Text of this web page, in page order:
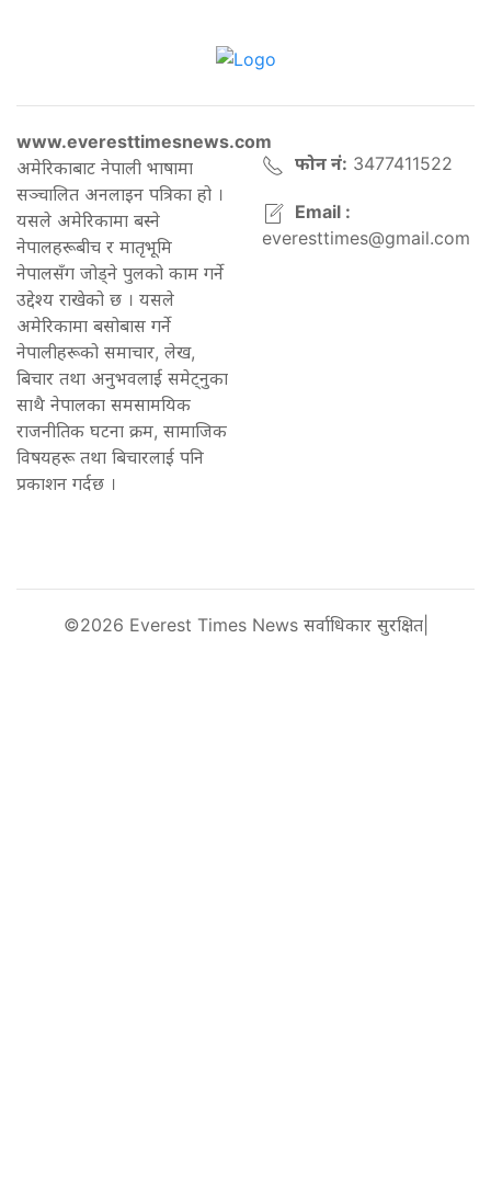
www.everesttimesnews.com
अमेरिकाबाट नेपाली भाषामा
सञ्चालित अनलाइन पत्रिका हो ।
यसले अमेरिकामा बस्ने
नेपालहरूबीच र मातृभूमि
नेपालसँग जोड्ने पुलको काम गर्ने
उद्देश्य राखेको छ । यसले
अमेरिकामा बसोबास गर्ने
नेपालीहरूको समाचार, लेख,
बिचार तथा अनुभवलाई समेट्नुका
साथै नेपालका समसामयिक
राजनीतिक घटना क्रम, सामाजिक
विषयहरू तथा बिचारलाई पनि
प्रकाशन गर्दछ ।
फोन नं: 3477411522
Email :
everesttimes@gmail.com
©2026 Everest Times News सर्वाधिकार सुरक्षित|